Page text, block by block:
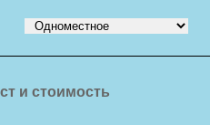
и стоимость